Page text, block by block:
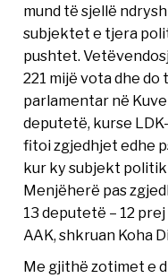
mund të sjellë
subjektet e tjera
pushtet.
221 mijë vota dhe
parlamentar në
deputetë, kurse LDK-
fitoi zgjedhjet edhe
kur ky subjekt
Menjëherë pas
13 deputetë – 12
AAK, shkruan Koha
Me gjithë zotimet e